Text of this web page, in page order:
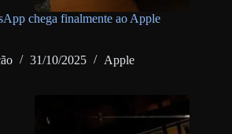
chega finalmente ao Apple
31/10/2025 Apple